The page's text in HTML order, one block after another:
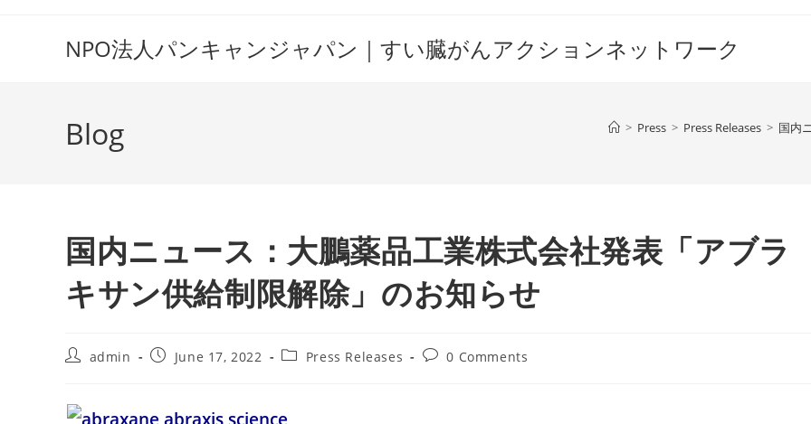
NPO法人パンキャンジャパン｜すい臓がんアクションネットワーク
Blog > Press > Press Releases > 国内
国内ニュース：大鵬薬品工業株式会社発表「アブラ
キサン供給制限解除」のお知らせ
Postadmin
PostJune 17, 2022
PostPress Releases
Post0 Comments